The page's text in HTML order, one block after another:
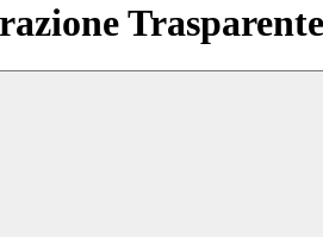
Trasparente